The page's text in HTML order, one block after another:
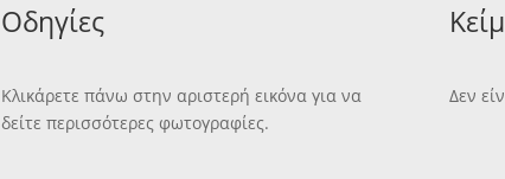
Οδηγίες
Κλικάρετε πάνω στην αριστερή εικόνα για να
δείτε περισσότερες φωτογραφίες.
Δεν